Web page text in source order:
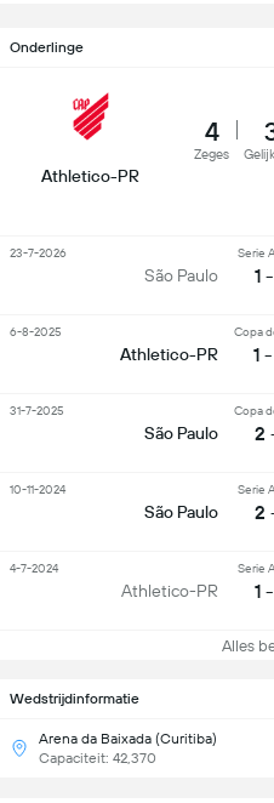
Wedstrijdinformatie
Arena da Baixada (Curitiba)
Capaciteit: 42,370
Onderlinge
Athletico-PR
4
Zeges
São Paulo
Serie
1
23-7-2026
Athletico-PR
Copa
1
6-8-2025
São Paulo
Copa
2
31-7-2025
São Paulo
Serie
2
10-11-2024
Athletico-PR
Serie
1
4-7-2024
Alles